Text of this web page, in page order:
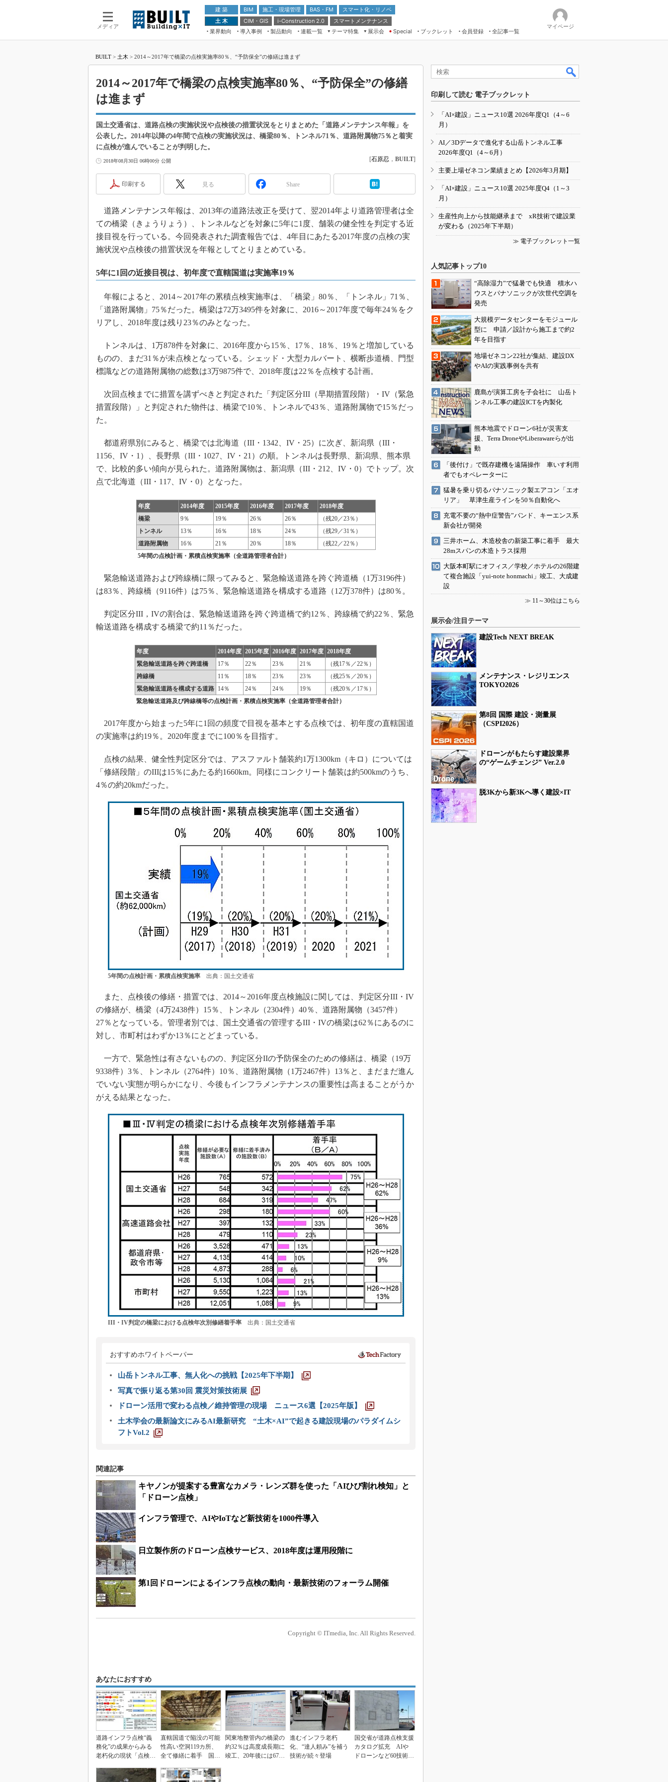
メディア
建 築 BIM 施工・現場管理 BAS・FM
スマート化・リノベ
土 木
CIM・GIS i-Construction 2.0
スマートメンテナンス
業界動向
導入事例 製品動向 連載一覧
テーマ特集
ドローンがもたらす建設業界の“ゲー
ムチェンジ” Ver.2.0
脱3Kから新3Kへ導く建設×IT
VR／ARが描くモノづくりのミライ
展示会
第8回 国際 建設・測量展
第10回 JAPAN BUILD TOKYO－建
メンテナンス・レジリエンスOSAKA
2020
IGAS2018
Special ブックレット 会員登録 全記事一覧
マイページ
BUILT > 土木 > 2014～2017年で橋梁の点検実施率80％、“予防保全”の修繕は進まず
2014～2017年で橋梁の点検実施率80％、“予防保全”の修繕
は進まず
国土交通省は、道路点検の実施状況や点検後の措置状況をとりまとめた「道路メンテナンス年報」を
公表した。2014年以降の4年間で点検の実施状況は、橋梁80％、トンネル71％、道路附属物75％と着実
に点検が進んでいることが判明した。
2018年08月30日 06時00分 公開 [石原忍 ， BUILT]
印刷する 見る Share
道路メンテナンス年報は、2013年の道路法改正を受けて、翌2014年より道路管理者は全
ての橋梁（きょうりょう）、トンネルなどを対象に5年に1度、舗装の健全性を判定する近
接目視を行っている。今回発表された調査報告では、4年目にあたる2017年度の点検の実
施状況や点検後の措置状況を年報としてとりまとめている。
5年に1回の近接目視は、初年度で直轄国道は実施率19％
年報によると、2014～2017年の累積点検実施率は、「橋梁」80％、「トンネル」71％、
「道路附属物」75％だった。橋梁は72万3495件を対象に、2016～2017年度で毎年24％をク
リアし、2018年度は残り23％のみとなった。
トンネルは、1万878件を対象に、2016年度から15％、17％、18％、19％と増加している
ものの、まだ31％が未点検となっている。シェッド・大型カルバート、横断歩道橋、門型
標識などの道路附属物の総数は3万9875件で、2018年度は22％を点検する計画。
次回点検までに措置を講ずべきと判定された「判定区分III（早期措置段階）・IV（緊急
措置段階）」と判定された物件は、橋梁で10％、トンネルで43％、道路附属物で15％だっ
た。
都道府県別にみると、橋梁では北海道（III・1342、IV・25）に次ぎ、新潟県（III・
1156、IV・1）、長野県（III・1027、IV・21）の順。トンネルは長野県、新潟県、熊本県
で、比較的多い傾向が見られた。道路附属物は、新潟県（III・212、IV・0）でトップ。次
点で北海道（III・117、IV・0）となった。
年度 2014年度 2015年度 2016年度 2017年度
2018年度
橋梁
9％ 19％ 26％ 26％
（残20／23％）
トンネル
13％ 16％ 18％ 24％
（残29／31％）
道路附属物
16％ 21％ 20％ 18％
（残22／22％）
5年間の点検計画・累積点検実施率（全道路管理者合計）
緊急輸送道路および跨線橋に限ってみると、緊急輸送道路を跨ぐ跨道橋（1万3196件）
は83％、跨線橋（9116件）は75％、緊急輸送道路を構成する道路（12万378件）は80％。
判定区分III，IVの割合は、緊急輸送道路を跨ぐ跨道橋で約12％、跨線橋で約22％、緊急
輸送道路を構成する橋梁で約11％だった。
年度 2014年度 2015年度 2016年度 2017年度 2018年度
緊急輸送道路を跨ぐ跨道橋
17％ 22％ 23％ 21％
（残17％／22％）
跨線橋
11％ 18％ 23％ 23％
（残25％／20％）
緊急輸送道路を構成する道路 14％ 24％ 24％ 19％
（残20％／17％）
緊急輸送道路及び跨線橋等の点検計画・累積点検実施率（全道路管理者合計）
2017年度から始まった5年に1回の頻度で目視を基本とする点検では、初年度の直轄国道
の実施率は約19％。2020年度までに100％を目指す。
点検の結果、健全性判定区分では、アスファルト舗装約1万1300km（キロ）については
「修繕段階」のIIIは15％にあたる約1660km。同様にコンクリート舗装は約500kmのうち、
4％の約20kmだった。
5年間の点検計画・累積点検実施率出典：国土交通省
また、点検後の修繕・措置では、2014～2016年度点検施設に関しては、判定区分III・IV
の修繕が、橋梁（4万2438件）15％、トンネル（2304件）40％、道路附属物（3457件）
27％となっている。管理者別では、国土交通省の管理するIII・IVの橋梁は62％にあるのに
対し、市町村はわずか13％にとどまっている。
一方で、緊急性は有さないものの、判定区分IIの予防保全のための修繕は、橋梁（19万
9338件）3％、トンネル（2764件）10％、道路附属物（1万2467件）13％と、まだまだ進ん
でいない実態が明らかになり、今後もインフラメンテナンスの重要性は高まることがうか
がえる結果となった。
III・IV判定の橋梁における点検年次別修繕着手率出典：国土交通省
おすすめホワイトペーパー
山岳トンネル工事、無人化への挑戦【2025年下半期】
写真で振り返る第30回 震災対策技術展
ドローン活用で変わる点検／維持管理の現場 ニュース6選【2025年版】
土木学会の最新論文にみるAI最新研究 “土木×AI”で起きる建設現場のパラダイムシ
フトVol.2
関連記事
キヤノンが提案する豊富なカメラ・レンズ群を使った「AIひび割れ検知」と
「ドローン点検」
インフラ管理で、AIやIoTなど新技術を1000件導入
日立製作所のドローン点検サービス、2018年度は運用段階に
第1回ドローンによるインフラ点検の動向・最新技術のフォーラム開催
Copyright © ITmedia, Inc. All Rights Reserved.
あなたにおすすめ
道路インフラ点検“義
務化”の成果からみる
老朽化の現状「点検は
万...
直轄国道で陥没の可能
性高い空洞119カ所、
全て修繕に着手 国交
関東地整管内の橋梁の
約32％は高度成長期に
竣工、20年後には67％
進むインフラ老朽
化、“達人頼み”を補う
技術が続々登場
国交省が道路点検支援
カタログ拡充 AIや
ドローンなど60技術追
印刷して読む 電子ブックレット
「AI×建設」ニュース10選 2026年度Q1（4～6
月）
AI／3Dデータで進化する山岳トンネル工事
2026年度Q1（4～6月）
主要上場ゼネコン業績まとめ【2026年3月期】
「AI×建設」ニュース10選 2025年度Q4（1～3
月）
生産性向上から技能継承まで xR技術で建設業
が変わる（2025年下半期）
≫ 電子ブックレット一覧
人気記事トップ10
“高除湿力”で猛暑でも快適 積水ハ
ウスとパナソニックが次世代空調を
発売
大規模データセンターをモジュール
型に 申請／設計から施工まで約2
年を目指す
地場ゼネコン22社が集結、建設DX
やAIの実践事例を共有
鹿島が演算工房を子会社に 山岳ト
ンネル工事の建設ICTを内製化
熊本地震でドローン6社が災害支
援、Terra DroneやLiberawareらが出
動
「後付け」で既存建機を遠隔操作 車いす利用
者でもオペレーターに
猛暑を乗り切るパナソニック製エアコン「エオ
リア」 草津生産ラインを50％自動化へ
充電不要の“熱中症警告”バンド、キーエンス系
新会社が開発
三井ホーム、木造校舎の新築工事に着手 最大
28mスパンの木造トラス採用
大阪本町駅にオフィス／学校／ホテルの26階建
て複合施設「yui-note honmachi」竣工、大成建
設
≫ 11～30位はこちら
展示会/注目テーマ
建設Tech NEXT BREAK
メンテナンス・レジリエンス
TOKYO2026
第8回 国際 建設・測量展
（CSPI2026）
ドローンがもたらす建設業界
の“ゲームチェンジ” Ver.2.0
脱3Kから新3Kへ導く建設×IT